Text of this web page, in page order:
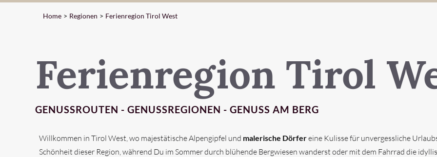
Home Regionen Ferienregion Tirol West
Ferienregion Tirol
GENUSSROUTEN - GENUSSREGIONEN - GENUSS AM BERG
Willkommen in Tirol West, wo majestätische Alpengipfel und malerische Dörfereine Kulisse für unvergessliche
Schönheit dieser Region, während Du im Sommer durch blühende Bergwiesen wanderst oder mit dem Fahrrad die